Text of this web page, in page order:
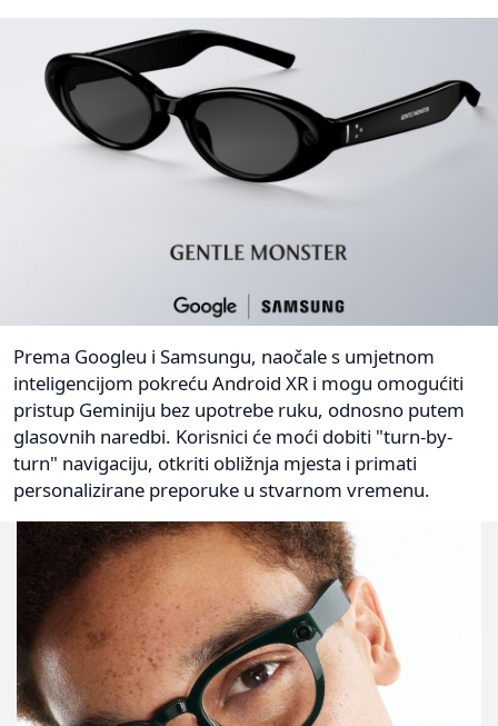
Prema Googleu i Samsungu, naočale s umjetnom
inteligencijom pokreću Android XR i mogu omogućiti
pristup Geminiju bez upotrebe ruku, odnosno putem
glasovnih naredbi. Korisnici će moći dobiti "turn-by-
turn" navigaciju, otkriti obližnja mjesta i primati
personalizirane preporuke u stvarnom vremenu.